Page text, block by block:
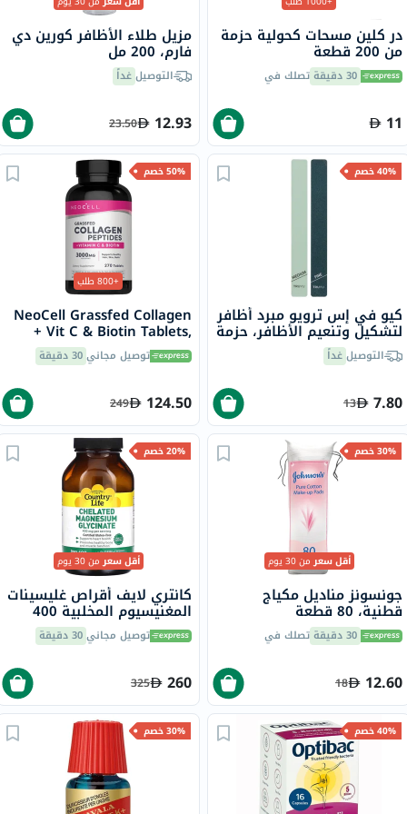
در كلين مسحات كحولية حزمة
من 200 قطعة
30 دقيقة تصلك في
11
مزيل طلاء الأظافر كورين دي
فارم، 200 مل
التوصيلغداً
12.93
23.50
40% خصم
كيو في إس ترويو مبرد أظافر
لتشكيل وتنعيم الأظافر، حزمة
من 2التوصيلغداً
7.80
13
50% خصم
+800 طلب
NeoCell Grassfed Collagen
+ Vit C & Biotin Tablets,
Pack of 270's
توصيل مجاني30 دقيقة
124.50
249
30% خصم
أقل سعرمن 30 يوم
جونسونز مناديل مكياج
قطنية، 80 قطعة
30 دقيقة تصلك في
12.60
18
20% خصم
أقل سعرمن 30 يوم
كانتري لايف أقراص غليسينات
المغنيسيوم المخلبية 400
ملجم لصحة العظام والعضلات،
حزمة من 180توصيل مجاني30 دقيقة
260
325
40% خصم 30% خصم